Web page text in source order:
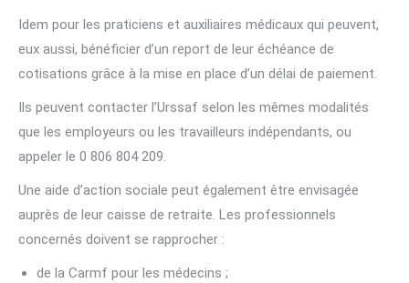
Idem pour les praticiens et auxiliaires médicaux qui peuvent,
eux aussi, bénéficier d’un report de leur échéance de
cotisations grâce à la mise en place d’un délai de paiement.
Ils peuvent contacter l’Urssaf selon les mêmes modalités
que les employeurs ou les travailleurs indépendants, ou
appeler le 0 806 804 209.
Une aide d’action sociale peut également être envisagée
auprès de leur caisse de retraite. Les professionnels
concernés doivent se rapprocher :
de la Carmf pour les médecins ;